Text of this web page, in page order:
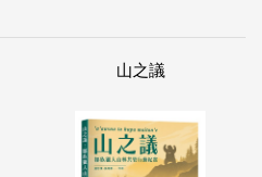
山之議